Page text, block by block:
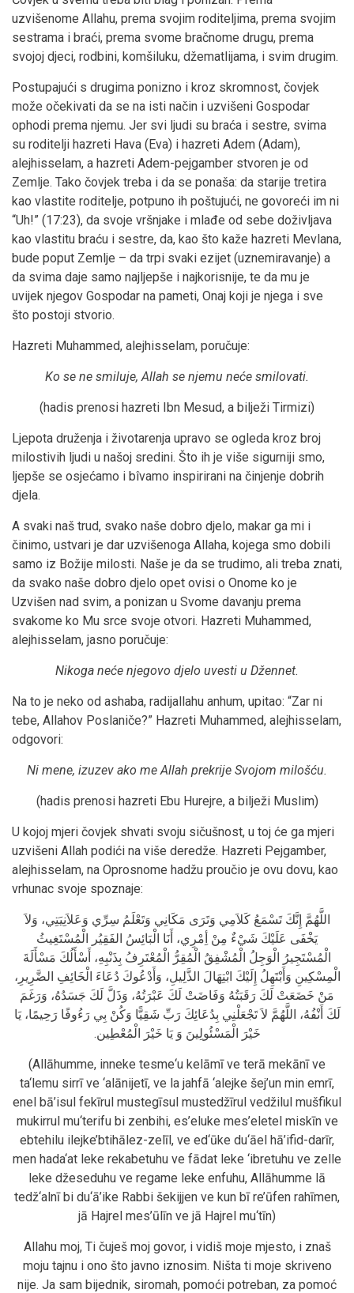
uzvišenome Allahu, prema svojim roditeljima, prema svojim
sestrama i braći, prema svome bračnome drugu, prema
svojoj djeci, rodbini, komšiluku, džematlijama, i svim drugim.
Postupajući s drugima ponizno i kroz skromnost, čovjek
može očekivati da se na isti način i uzvišeni Gospodar
ophodi prema njemu. Jer svi ljudi su braća i sestre, svima
su roditelji hazreti Hava (Eva) i hazreti Adem (Adam),
alejhisselam, a hazreti Adem-pejgamber stvoren je od
Zemlje. Tako čovjek treba i da se ponaša: da starije tretira
kao vlastite roditelje, potpuno ih poštujući, ne govoreći im ni
“Uh!” (17:23), da svoje vršnjake i mlađe od sebe doživljava
kao vlastitu braću i sestre, da, kao što kaže hazreti Mevlana,
bude poput Zemlje – da trpi svaki ezijet (uznemiravanje) a
da svima daje samo najljepše i najkorisnije, te da mu je
uvijek njegov Gospodar na pameti, Onaj koji je njega i sve
što postoji stvorio.
Hazreti Muhammed, alejhisselam, poručuje:
Ko se ne smiluje, Allah se njemu neće smilovati.
(hadis prenosi hazreti Ibn Mesud, a bilježi Tirmizi)
Ljepota druženja i životarenja upravo se ogleda kroz broj
milostivih ljudi u našoj sredini. Što ih je više sigurniji smo,
ljepše se osjećamo i bîvamo inspirirani na činjenje dobrih
djela.
A svaki naš trud, svako naše dobro djelo, makar ga mi i
činimo, ustvari je dar uzvišenoga Allaha, kojega smo dobili
samo iz Božije milosti. Naše je da se trudimo, ali treba znati,
da svako naše dobro djelo opet ovisi o Onome ko je
Uzvišen nad svim, a ponizan u Svome davanju prema
svakome ko Mu srce svoje otvori. Hazreti Muhammed,
alejhisselam, jasno poručuje:
Nikoga neće njegovo djelo uvesti u Džennet.
Na to je neko od ashaba, radijallahu anhum, upitao: “Zar ni
tebe, Allahov Poslaniče?” Hazreti Muhammed, alejhisselam,
odgovori:
Ni mene, izuzev ako me Allah prekrije Svojom milošću.
(hadis prenosi hazreti Ebu Hurejre, a bilježi Muslim)
U kojoj mjeri čovjek shvati svoju sičušnost, u toj će ga mjeri
uzvišeni Allah podići na više deredže. Hazreti Pejgamber,
alejhisselam, na Oprosnome hadžu proučio je ovu dovu, kao
vrhunac svoje spoznaje:
اللَّهُمَّ إِنَّكَ تَسْمَعُ كَلاَمِي وَتَرَى مَكَانِي وَتَعْلَمُ سِرِّي وَعَلاَنِيَتِي، وَلاَ
يَخْفَى عَلَيْكَ شَيْءٌ مِنْ أِمْرِي، أَنَا الْبَائِسُ الفَقِيُر الْمُسْتَغِيثُ
الْمُسْتَجِيرُ الْوَجِلُ الْمُشْفِقُ الْمُقِرُّ الْمُعْتَرِفُ بِذَنْبِهِ، أَسْأَلُكَ مَسْأَلَةَ
الْمِسْكِينِ وَأَبْتَهِلُ إِلَيْكَ ابْتِهَالَ الذَّلِيلِ، وَأَدْعُوكَ دُعَاءَ الْخَائِفِ الضَّرِيرِ،
مَنْ خَضَعَتْ لَكَ رَقَبَتُهُ وَفَاضَتْ لَكَ عَبْرَتُهُ، وَذَلَّ لَكَ جَسَدُهُ، وَرَغَمَ
لَكَ أَنْفُهُ، اللَّهُمَّ لاَ تَجْعَلْنِي بِدُعَائِكَ رَبِّ شَقِيًّا وَكُنْ بِي رَءُوفًا رَحِيمًا، يَا
خَيْرَ الْمَسْئُولِينَ وَ يَا خَيْرَ الْمُعْطِين.
(Allāhumme, inneke tesme‘u kelāmī ve terā mekānī ve
ta‘lemu sirrī ve ‘alānijetī, ve la jahfā ‘alejke šej’un min emrī,
enel bā’isul fekīrul mustegīsul mustedžīrul vedžilul mušfikul
mukirrul mu‘terifu bi zenbihi, es’eluke mes’eletel miskīn ve
ebtehilu ilejke’btihālez-zelīl, ve ed‘ūke du‘āel hā’ifid-darīr,
men hada‘at leke rekabetuhu ve fādat leke ‘ibretuhu ve zelle
leke džeseduhu ve regame leke enfuhu, Allāhumme lā
tedž‘alnī bi du‘ā’ike Rabbi šekijjen ve kun bī re’ūfen rahīmen,
jā Hajrel mes’ūlīn ve jā Hajrel mu‘tīn)
Allahu moj, Ti čuješ moj govor, i vidiš moje mjesto, i znaš
moju tajnu i ono što javno iznosim. Ništa ti moje skriveno
nije. Ja sam bijednik, siromah, pomoći potreban, za pomoć